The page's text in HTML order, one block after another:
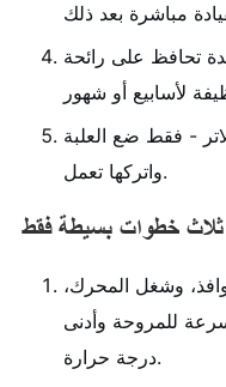
تحافظ على رائحة
- فقط ضع العلبة
واتركها تعمل.
ثلاث خطوات بسيطة فقط
وشغل المحرك،
للمروحة وأدنى
درجة حرارة.